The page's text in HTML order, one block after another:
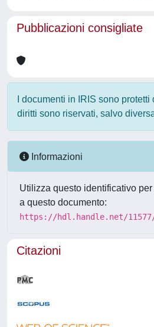
Pubblicazioni consigliate
I documenti in IRIS sono
diritti sono riservati, salvo
Informazioni
Utilizza questo identificativo
a questo documento:
https://hdl.handle.net/11577/
Citazioni